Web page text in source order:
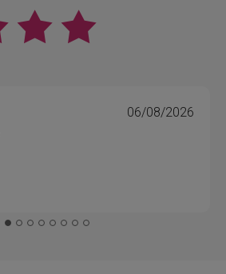
06/08/2026